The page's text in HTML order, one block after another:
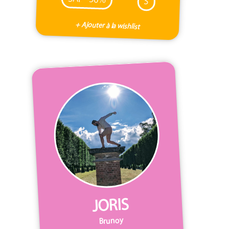
+ Ajouter à la wishlist
JORIS
Brunoy